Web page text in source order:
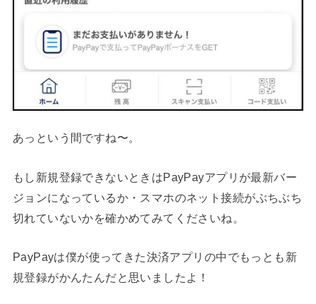
あっという間ですね〜。
もし新規登録できないときはPayPayアプリが最新バー
ジョンになっているか・スマホのネット接続がぶちぶち
切れていないかを確かめてみてくださいね。
PayPayは僕が使ってきた決済アプリの中でもっとも新
規登録がかんたんだと思いましたよ！